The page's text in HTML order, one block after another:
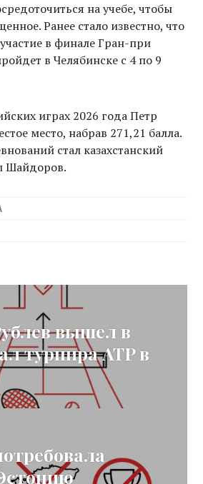
на учебе, чтобы
Ранее стало известно, что
в финале Гран-при
в Челябинске с 4 по 9
играх 2026 года Петр
место, набрав 271,21 балла.
стал казахстанский
Шайдоров.
вышел в
турнира ATP в